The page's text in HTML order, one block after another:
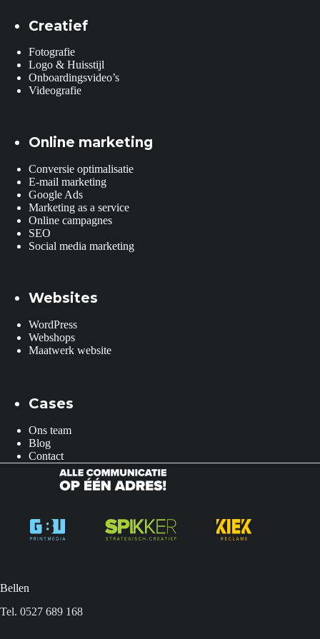
Creatief
Fotografie
Logo & Huisstijl
Onboardingsvideo’s
Videografie
Online marketing
Conversie optimalisatie
E-mail marketing
Google Ads
Marketing as a service
Online campagnes
SEO
Social media marketing
Websites
WordPress
Webshops
Maatwerk website
Cases
Ons team
Blog
Contact
Bellen
Tel. 0527 689 168